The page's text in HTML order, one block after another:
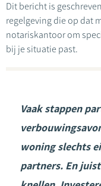
Dit bericht is
regelgeving die op dat
notariskantoor om
bij je situatie past.
Vaak stappen
woning slechts
partners. En